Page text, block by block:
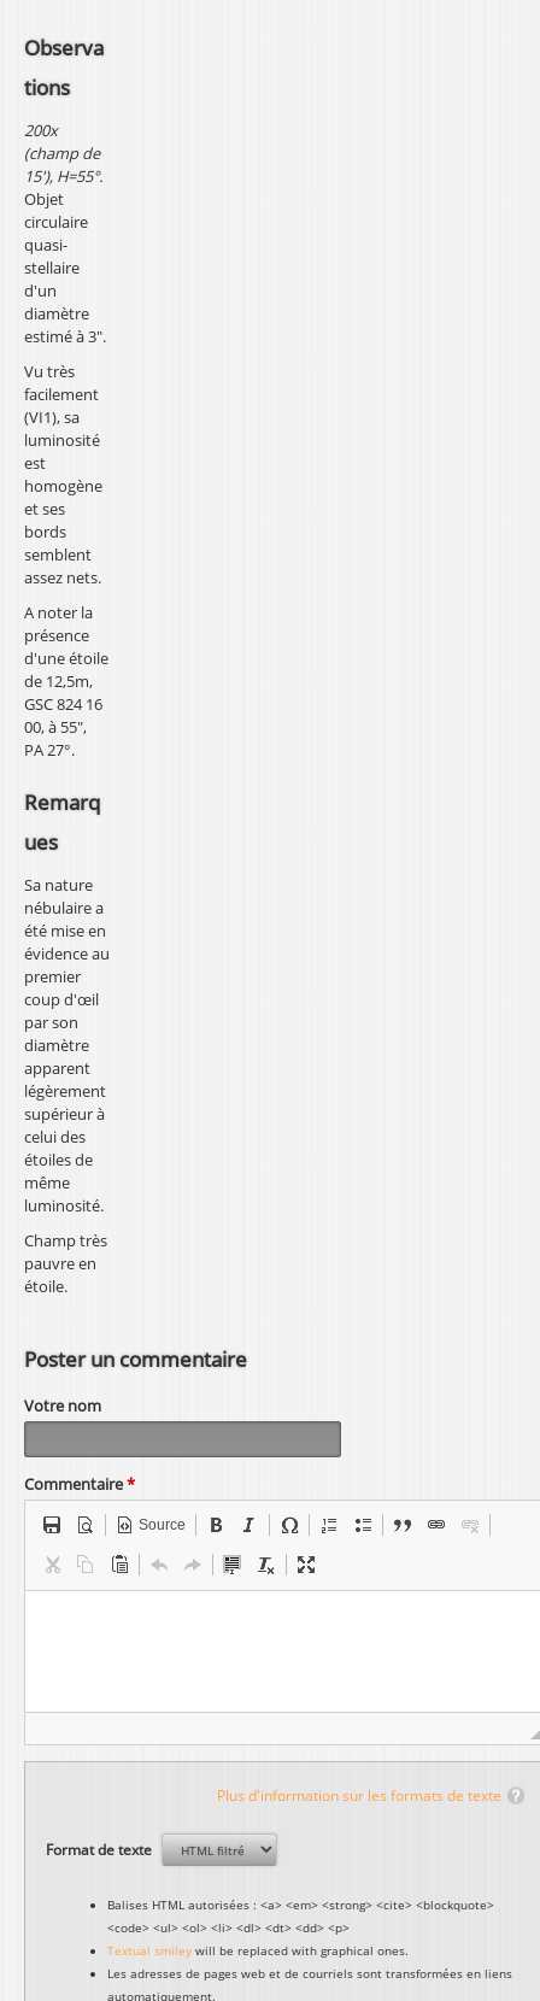
Observa
tions
200x
(champ de
15'), H=55°.
Objet
circulaire
quasi-
stellaire
d'un
diamètre
estimé à 3".
Vu très
facilement
(VI1), sa
luminosité
est
homogène
et ses
bords
semblent
assez nets.
A noter la
présence
d'une étoile
de 12,5m,
GSC 824 16
00, à 55",
PA 27°.
Remarq
ues
Sa nature
nébulaire a
été mise en
évidence au
premier
coup d'œil
par son
diamètre
apparent
légèrement
supérieur à
celui des
étoiles de
même
luminosité.
Champ très
pauvre en
étoile.
Poster un commentaire
Votre nom
Commentaire*
Source
Plus d'information sur les formats de texte
Format de texte
Balises HTML autorisées : <a> <em> <strong> <cite> <blockquote>
<code> <ul> <ol> <li> <dl> <dt> <dd> <p>
Textual smiley will be replaced with graphical ones.
Les adresses de pages web et de courriels sont transformées en liens
automatiquement.